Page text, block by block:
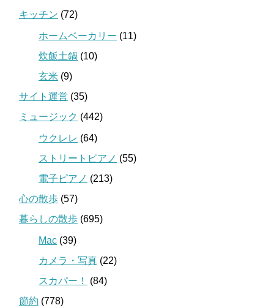
キッチン (72)
ホームベーカリー (11)
炊飯土鍋 (10)
玄米 (9)
サイト運営 (35)
ミュージック (442)
ウクレレ (64)
ストリートピアノ (55)
電子ピアノ (213)
心の散歩 (57)
暮らしの散歩 (695)
Mac (39)
カメラ・写真 (22)
スカパー！
(84)
節約 (778)